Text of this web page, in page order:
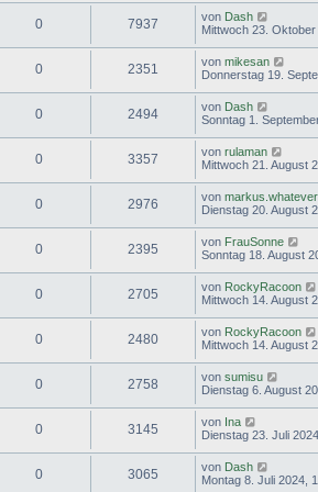
0 7937 von Dash
Mittwoch 23.
0 2351 von mikesan
Donnerstag 19.
0 2494 von Dash
Sonntag 1.
0 3357 von rulaman
Mittwoch 21. August
0 2976 von markus.whatever
Dienstag 20. August
0 2395 von FrauSonne
Sonntag 18. August
0 2705 von RockyRacoon
Mittwoch 14. August
0 2480 von RockyRacoon
Mittwoch 14. August
0 2758 von sumisu
Dienstag 6. August
0 3145 von Ina
Dienstag 23. Juli
0 3065 von Dash
Montag 8. Juli 2024,